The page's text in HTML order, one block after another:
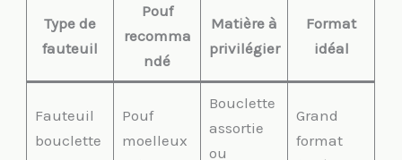
Type de
fauteuil
Pouf
recomma
ndé
Matière à
privilégier
Format
idéal
Fauteuil
bouclette
Pouf
moelleux
Bouclette
assortie
ou
Grand
format